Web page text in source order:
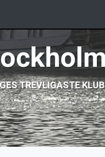
TREVLIGASTE